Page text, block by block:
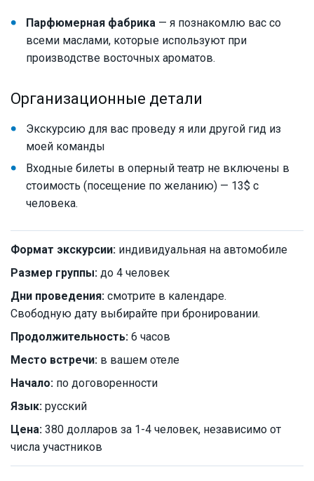
Парфюмерная фабрика — я познакомлю вас со
всеми маслами, которые используют при
производстве восточных ароматов.
Организационные детали
Экскурсию для вас проведу я или другой гид из
моей команды
Входные билеты в оперный театр не включены в
стоимость (посещение по желанию) — 13$ с
человека.
Формат экскурсии: индивидуальная на автомобиле
Размер группы: до 4 человек
Дни проведения: смотрите в календаре.
Свободную дату выбирайте при бронировании.
Продолжительность: 6 часов
Место встречи: в вашем отеле
Начало: по договоренности
Язык: русский
Цена: 380 долларов за 1-4 человек, независимо от
числа участников